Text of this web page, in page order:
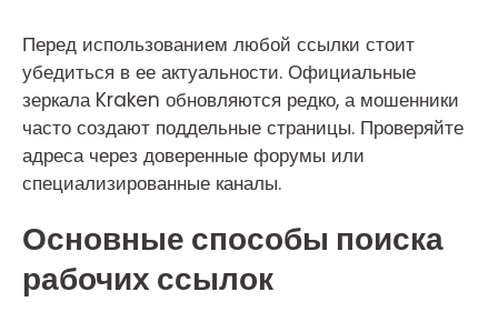
Перед использованием любой ссылки стоит
убедиться в ее актуальности. Официальные
зеркала Kraken обновляются редко, а мошенники
часто создают поддельные страницы. Проверяйте
адреса через доверенные форумы или
специализированные каналы.
Основные способы поиска
рабочих ссылок